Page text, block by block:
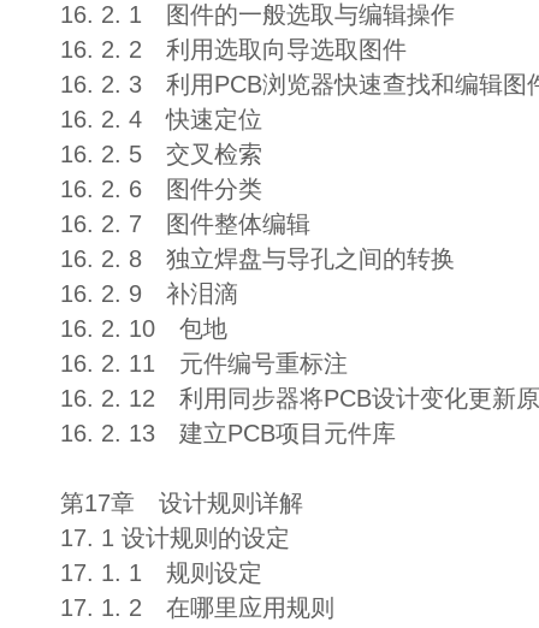
16. 2. 1 图件的一般选取与编辑操作
16. 2. 2 利用选取向导选取图件
16. 2. 3 利用PCB浏览器快速查找和编辑图
16. 2. 4 快速定位
16. 2. 5 交叉检索
16. 2. 6 图件分类
16. 2. 7 图件整体编辑
16. 2. 8 独立焊盘与导孔之间的转换
16. 2. 9 补泪滴
16. 2. 10 包地
16. 2. 11 元件编号重标注
16. 2. 12 利用同步器将PCB设计变化更新
16. 2. 13 建立PCB项目元件库
第17章 设计规则详解
17. 1 设计规则的设定
17. 1. 1 规则设定
17. 1. 2 在哪里应用规则